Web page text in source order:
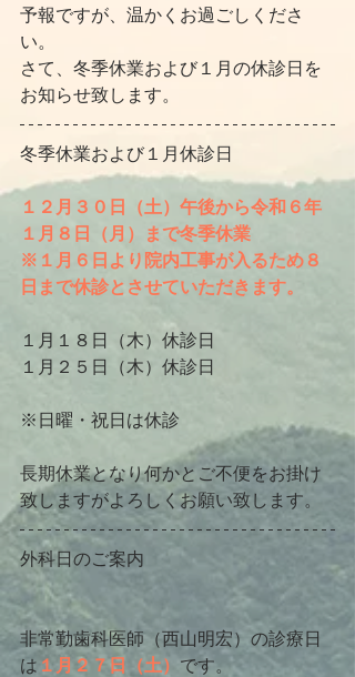
予報ですが、温かくお過ごしくださ
い。
さて、冬季休業および１月の休診日を
お知らせ致します。
冬季休業および１月休診日
１２月３０日（土）午後から令和６年
１月８日（月）まで冬季休業
※１月６日より院内工事が入るため８
日まで休診とさせていただきます。
１月１８日（木）休診日
１月２５日（木）休診日
※日曜・祝日は休診
長期休業となり何かとご不便をお掛け
致しますがよろしくお願い致します。
外科日のご案内
非常勤歯科医師（西山明宏）の診療日
は １月２７日（土） です。